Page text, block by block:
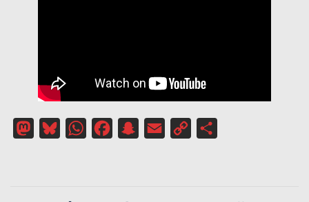
MastodonBlueskyWhatsAppFacebookSnapchat
Email
Copy